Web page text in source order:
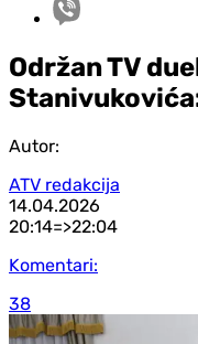
Održan TV
Autor:
ATV redakcija
14.04.2026
20:14=>22:04
Komentari:
38